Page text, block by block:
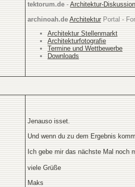
tektorum.de - Architektur-
archinoah.de ArchitekturPortal -
Architektur Stellenmarkt
Architekturfotografie
Termine und Wettbewerbe
Downloads
Jenauso isset.
Und wenn du zu dem Ergebnis
Ich gebe mir das nächste Mal noch
viele Grüße
Maks